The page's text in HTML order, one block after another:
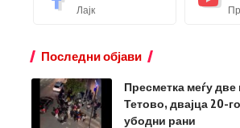
Лајк
Последни објави
Пресметка меѓу две
Тетово, двајца 20-
убодни рани